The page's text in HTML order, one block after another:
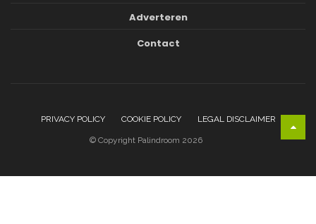
Adverteren
Contact
PRIVACY POLICY COOKIE POLICY LEGAL DISCLAIMER
© Copyright Palindroom 2026